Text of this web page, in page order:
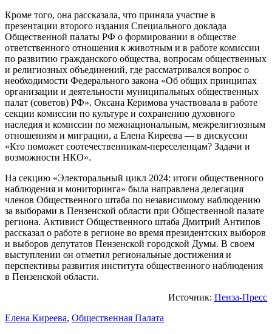
Кроме того, она рассказала, что приняла участие в
презентации второго издания Специального доклада
Общественной палаты РФ о формировании в обществе
ответственного отношения к животным и в работе комиссии
по развитию гражданского общества, вопросам общественных
и религиозных объединений, где рассматривался вопрос о
необходимости Федерального закона «Об общих принципах
организации и деятельности муниципальных общественных
палат (советов) РФ». Оксана Керимова участвовала в работе
секции комиссии по культуре и сохранению духовного
наследия и комиссии по межнациональным, межрелигиозным
отношениям и миграции, а Елена Киреева — в дискуссии
«Кто поможет соотечественникам-переселенцам? Задачи и
возможности НКО».
На секцию «Электоральный цикл 2024: итоги общественного
наблюдения и мониторинга» была направлена делегация
членов Общественного штаба по независимому наблюдению
за выборами в Пензенской области при Общественной палате
региона. Активист Общественного штаба Дмитрий Антипов
рассказал о работе в регионе во время президентских выборов
и выборов депутатов Пензенской городской Думы. В своем
выступлении он отметил региональные достижения и
перспективы развития института общественного наблюдения
в Пензенской области.
Источник: Пенза-Пресс
Елена Киреева, Общественная Палата